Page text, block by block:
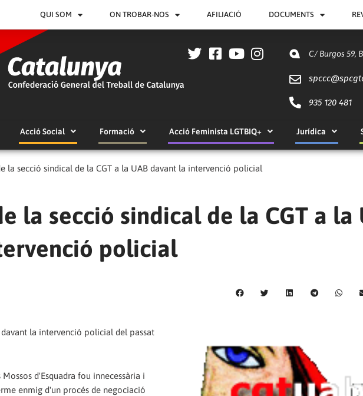
QUI SOM ON TROBAR-NOS AFILIACIÓ DOCUMENTS
C/ Burgos 59,
spccc@
935 120 481
Acció Social Formació Acció Feminista LGTBIQ+ Jurídica
la secció sindical de la CGT a la UAB davant la intervenció policial
la secció sindical de la CGT a la
policial
davant la intervenció policial del passat
d'Esquadra fou innecessària i
enmig d'un procés de negociació